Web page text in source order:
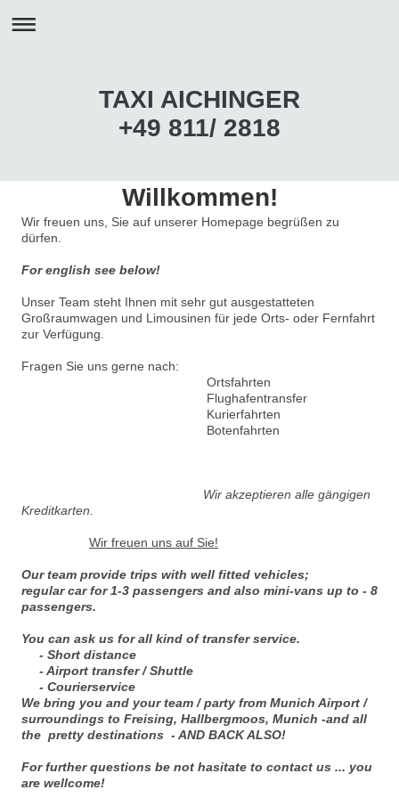
TAXI AICHINGER
+49 811/ 2818
Willkommen!
Wir freuen uns, Sie auf unserer Homepage begrüßen zu
dürfen.
For english see below!
Unser Team steht Ihnen mit sehr gut ausgestatteten
Großraumwagen und Limousinen für jede Orts- oder Fernfahrt
zur Verfügung.
Fragen Sie uns gerne nach:
Ortsfahrten
Flughafentransfer
Kurierfahrten
Botenfahrten
Wir akzeptieren alle gängigen
Kreditkarten.
Wir freuen uns auf Sie!
Our team provide trips with well fitted vehicles;
regular car for 1-3 passengers and also mini-vans up to - 8
passengers.
You can ask us for all kind of transfer service.
- Short distance
- Airport transfer / Shuttle
- Courierservice
We bring you and your team / party from Munich Airport /
surroundings to Freising, Hallbergmoos, Munich -and all
the pretty destinations - AND BACK ALSO!
For further questions be not hasitate to contact us ... you
are wellcome!